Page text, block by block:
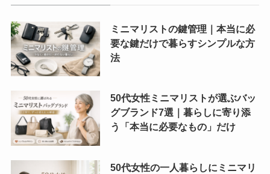
ミニマリストの鍵管理｜本当に必
要な鍵だけで暮らすシンプルな方
法
50代女性ミニマリストが選ぶバッ
グブランド7選｜暮らしに寄り添
う「本当に必要なもの」だけ
50代女性の一人暮らしにミニマリ